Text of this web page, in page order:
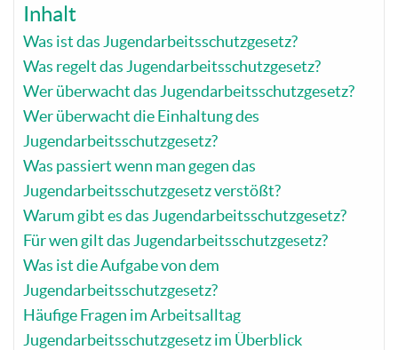
Inhalt
Was ist das Jugendarbeitsschutzgesetz?
Was regelt das Jugendarbeitsschutzgesetz?
Wer überwacht das Jugendarbeitsschutzgesetz?
Wer überwacht die Einhaltung des
Jugendarbeitsschutzgesetz?
Was passiert wenn man gegen das
Jugendarbeitsschutzgesetz verstößt?
Warum gibt es das Jugendarbeitsschutzgesetz?
Für wen gilt das Jugendarbeitsschutzgesetz?
Was ist die Aufgabe von dem
Jugendarbeitsschutzgesetz?
Häufige Fragen im Arbeitsalltag
Jugendarbeitsschutzgesetz im Überblick